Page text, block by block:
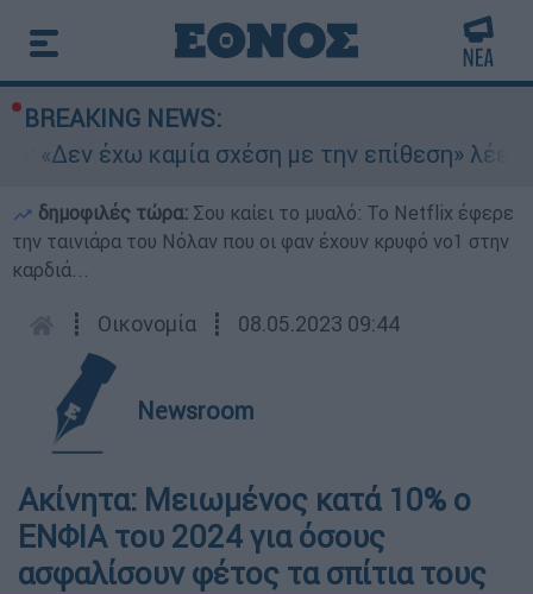
BREAKING NEWS:
«Δεν έχω καμία σχέση με την επίθεση» λέει
δημοφιλές τώρα: Σου καίει το μυαλό: Το Netflix έφερε
την ταινιάρα του Νόλαν που οι φαν έχουν κρυφό νο1 στην
καρδιά...
┋ Οικονομία ┋ 08.05.2023 09:44
Newsroom
Ακίνητα: Μειωμένος κατά 10% ο
ΕΝΦΙΑ του 2024 για όσους
ασφαλίσουν φέτος τα σπίτια τους